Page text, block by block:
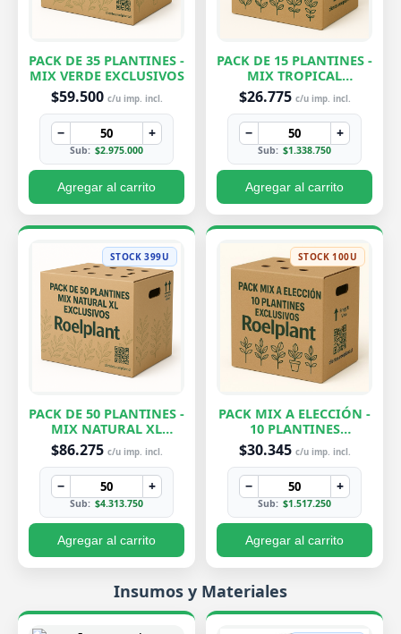
PACK DE 35 PLANTINES -
MIX VERDE EXCLUSIVOS
$59.500 c/u imp. incl.
− +
Sub: $2.975.000
Agregar al carrito
PACK DE 15 PLANTINES -
MIX TROPICAL
EXCLUSIVOS
$26.775 c/u imp. incl.
− +
Sub: $1.338.750
Agregar al carrito
STOCK 399U
PACK DE 50 PLANTINES -
MIX NATURAL XL
EXCLUSIVOS
$86.275 c/u imp. incl.
− +
Sub: $4.313.750
Agregar al carrito
STOCK 100U
PACK MIX A ELECCIÓN -
10 PLANTINES
EXCLUSIVOS
$30.345 c/u imp. incl.
− +
Sub: $1.517.250
Agregar al carrito
Insumos y Materiales